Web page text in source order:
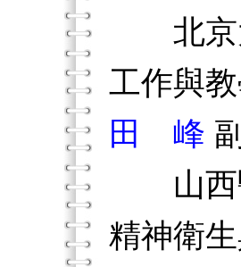
北京大
工作與
田 峰
山西醫
精神衛